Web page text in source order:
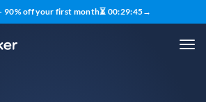
90% off your first month⏳ 00:29:44→